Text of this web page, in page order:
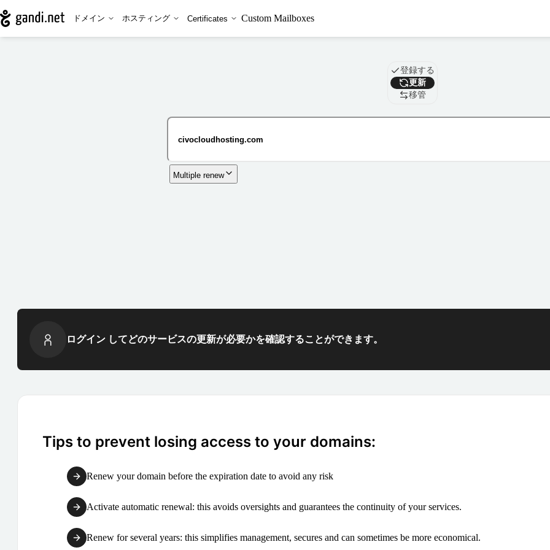
ドメイン ホスティング Certificates Custom Mailboxes
ドメイン
登録する
更新
移管
Multiple renew
ログイン してどのサービスの更新が必要かを確認することができます。
Tips to prevent losing access to your domains:
Renew your domain before the expiration date to avoid any risk
Activate automatic renewal: this avoids oversights and guarantees the continuity of your services.
Renew for several years: this simplifies management, secures and can sometimes be more economical.